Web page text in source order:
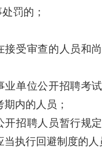
罚的；
接受审查的人员和
业单位公开招聘考
内的人员；
开招聘人员暂行规
当执行回避制度的人